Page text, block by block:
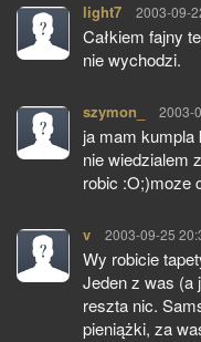
light7 pisze:
2003-09-
Całkiem fajny
nie wychodzi.
szymon_ pisze:
2003-
ja mam
nie wiedzialem
robic :O;)moze
v pisze:
2003-09-25
Wy robicie
Jeden z was (a
reszta nic.
pieniążki, za